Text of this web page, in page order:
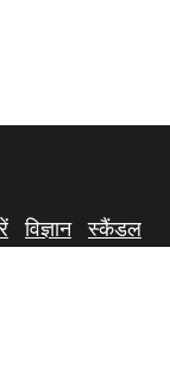
विज्ञान स्कैंडल